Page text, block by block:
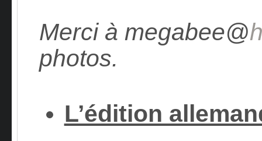
Merci à megabee@
photos.
L’édition